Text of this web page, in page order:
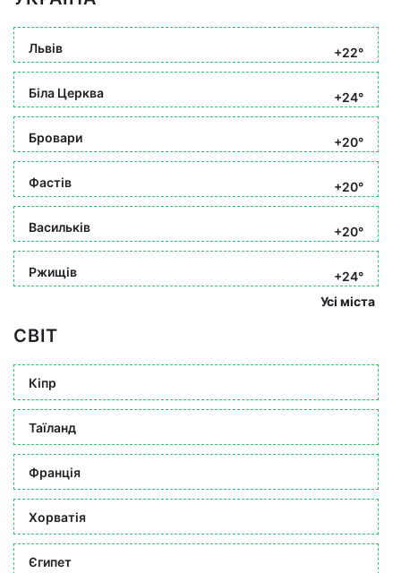
Львів +22°
Біла Церква +24°
Бровари +20°
Фастів +20°
Васильків +20°
Ржищів
+24°
Усі міста
СВІТ
Кіпр
Таїланд
Франція
Хорватія
Єгипет